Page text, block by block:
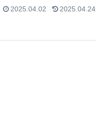
2025.04.02 2025.04.24